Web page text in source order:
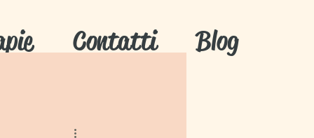
Contatti Blog